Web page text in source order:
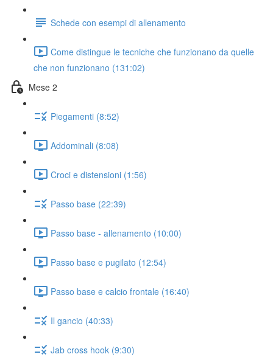
Schede con esempi di allenamento
Come distingue le tecniche che funzionano da quelle
che non funzionano (131:02)
Mese 2
Piegamenti (8:52)
Addominali (8:08)
Croci e distensioni (1:56)
Passo base (22:39)
Passo base - allenamento (10:00)
Passo base e pugilato (12:54)
Passo base e calcio frontale (16:40)
Il gancio (40:33)
Jab cross hook (9:30)